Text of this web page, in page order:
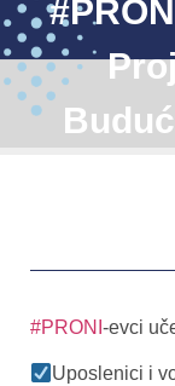
#PRONI -evci
Uposlenici i